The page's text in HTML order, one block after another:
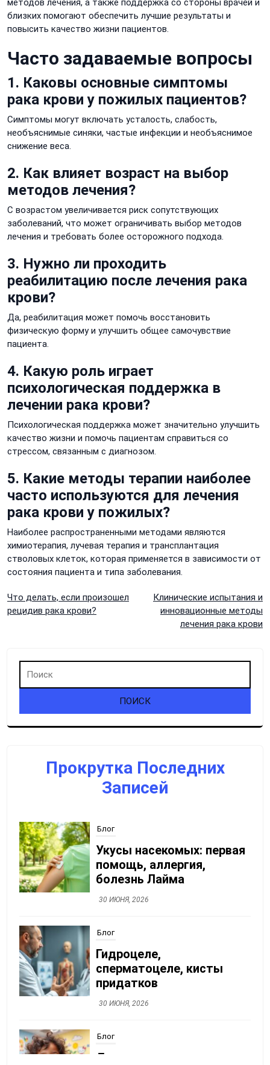
методов лечения, а также поддержка со стороны врачей и
близких помогают обеспечить лучшие результаты и
повысить качество жизни пациентов.
Часто задаваемые вопросы
1. Каковы основные симптомы
рака крови у пожилых пациентов?
Симптомы могут включать усталость, слабость,
необъяснимые синяки, частые инфекции и необъяснимое
снижение веса.
2. Как влияет возраст на выбор
методов лечения?
С возрастом увеличивается риск сопутствующих
заболеваний, что может ограничивать выбор методов
лечения и требовать более осторожного подхода.
3. Нужно ли проходить
реабилитацию после лечения рака
крови?
Да, реабилитация может помочь восстановить
физическую форму и улучшить общее самочувствие
пациента.
4. Какую роль играет
психологическая поддержка в
лечении рака крови?
Психологическая поддержка может значительно улучшить
качество жизни и помочь пациентам справиться со
стрессом, связанным с диагнозом.
5. Какие методы терапии наиболее
часто используются для лечения
рака крови у пожилых?
Наиболее распространенными методами являются
химиотерапия, лучевая терапия и трансплантация
стволовых клеток, которая применяется в зависимости от
состояния пациента и типа заболевания.
Навигация
по
Что делать, если произошел
рецидив рака крови?
Клинические испытания и
инновационные методы
лечения рака крови
Прокрутка Последних
Записей
Блог
Укусы насекомых: первая
помощь, аллергия,
болезнь Лайма
30 ИЮНЯ, 2026
Блог
Гидроцеле,
сперматоцеле, кисты
придатков
30 ИЮНЯ, 2026
Блог
Детская стоматология: